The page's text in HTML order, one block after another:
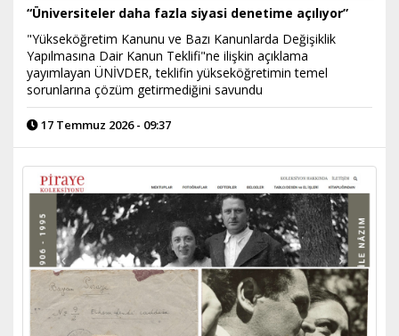
“Üniversiteler daha fazla siyasi denetime açılıyor”
"Yükseköğretim Kanunu ve Bazı Kanunlarda Değişiklik
Yapılmasına Dair Kanun Teklifi"ne ilişkin açıklama
yayımlayan ÜNİVDER, teklifin yükseköğretimin temel
sorunlarına çözüm getirmediğini savundu
17 Temmuz 2026 - 09:37